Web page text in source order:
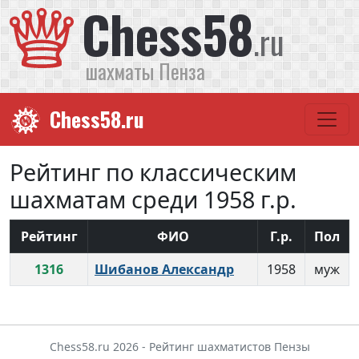
Chess58.ru
шахматы Пенза
Chess58.ru
Рейтинг по классическим
шахматам среди 1958 г.р.
Рейтинг ФИО Г.р.
Пол
1316
Шибанов Александр 1958 муж
Chess58.ru 2026 - Рейтинг шахматистов Пензы